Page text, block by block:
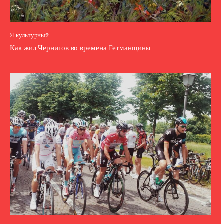
Я культурный
Как жил Чернигов во времена Гетманщины